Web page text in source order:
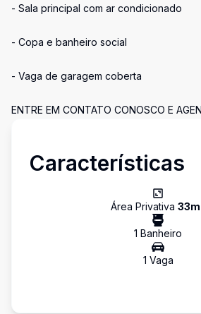
- Sala principal com ar condicionado
- Copa e banheiro social
- Vaga de garagem coberta
ENTRE EM CONTATO CONOSCO E
Características
Área Privativa 33
1 Banheiro
1 Vaga